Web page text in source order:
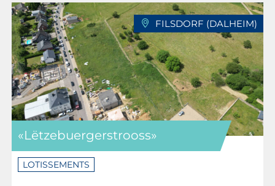
FILSDORF (DALHEIM)
«Lëtzebuergerstrooss»
LOTISSEMENTS